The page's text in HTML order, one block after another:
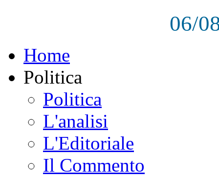
06/
Home
Politica
Politica
L'analisi
L'Editoriale
Il Commento